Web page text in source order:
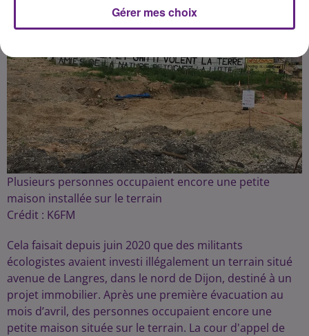
Plusieurs personnes occupaient encore une petite
maison installée sur le terrain
Crédit : K6FM
Cela faisait depuis juin 2020 que des militants
écologistes avaient investi illégalement un terrain situé
avenue de Langres, dans le nord de Dijon, destiné à un
projet immobilier. Après une première évacuation au
mois d’avril, des personnes occupaient encore une
petite maison située sur le terrain. La cour d'appel de
Gérer mes choix